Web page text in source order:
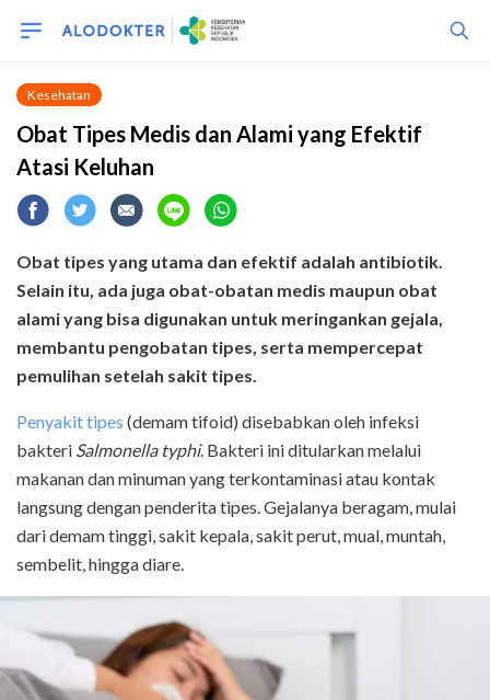
Kesehatan
Obat Tipes Medis dan Alami yang Efektif
Atasi Keluhan
Obat tipes yang utama dan efektif adalah antibiotik.
Selain itu, ada juga obat-obatan medis maupun obat
alami yang bisa digunakan untuk meringankan gejala,
membantu pengobatan tipes, serta mempercepat
pemulihan setelah sakit tipes.
Penyakit tipes (demam tifoid) disebabkan oleh infeksi
bakteri Salmonella typhi. Bakteri ini ditularkan melalui
makanan dan minuman yang terkontaminasi atau kontak
langsung dengan penderita tipes. Gejalanya beragam, mulai
dari demam tinggi, sakit kepala, sakit perut, mual, muntah,
sembelit, hingga diare.